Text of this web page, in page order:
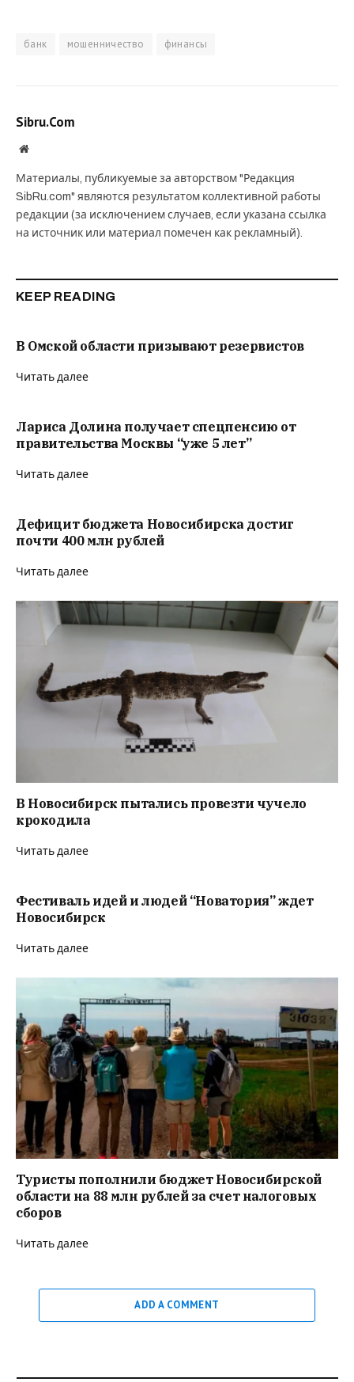
банк мошенничество финансы
Sibru.Com
Website
Материалы, публикуемые за авторством "Редакция
SibRu.com" являются результатом коллективной работы
редакции (за исключением случаев, если указана ссылка
на источник или материал помечен как рекламный).
KEEP READING
В Омской области призывают резервистов
Читать далее
Лариса Долина получает спецпенсию от
правительства Москвы “уже 5 лет”
Читать далее
Дефицит бюджета Новосибирска достиг
почти 400 млн рублей
Читать далее
В Новосибирск пытались провезти чучело
крокодила
Читать далее
Фестиваль идей и людей “Новатория” ждет
Новосибирск
Читать далее
Туристы пополнили бюджет Новосибирской
области на 88 млн рублей за счет налоговых
сборов
Читать далее
ADD A COMMENT